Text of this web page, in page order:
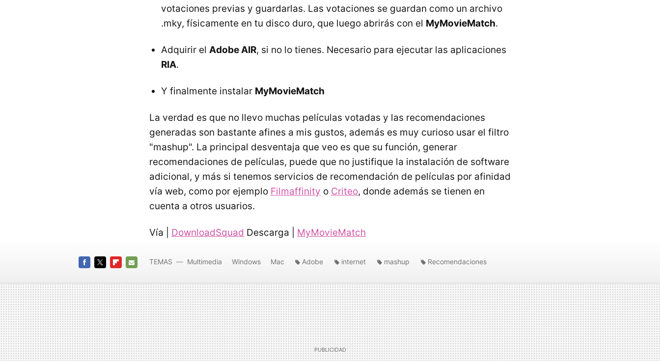
votaciones previas y guardarlas. Las votaciones se guardan como un archivo
.mky, físicamente en tu disco duro, que luego abrirás con el MyMovieMatch.
Adquirir el Adobe AIR, si no lo tienes. Necesario para ejecutar las aplicaciones
RIA.
Y finalmente instalar MyMovieMatch
La verdad es que no llevo muchas películas votadas y las recomendaciones
generadas son bastante afines a mis gustos, además es muy curioso usar el filtro
"mashup". La principal desventaja que veo es que su función, generar
recomendaciones de películas, puede que no justifique la instalación de software
adicional, y más si tenemos servicios de recomendación de películas por afinidad
vía web, como por ejemplo Filmaffinity o Criteo, donde además se tienen en
cuenta a otros usuarios.
Vía | DownloadSquad Descarga | MyMovieMatch
MAIL
TEMAS Multimedia Windows Mac Adobe internet mashup Recomendaciones